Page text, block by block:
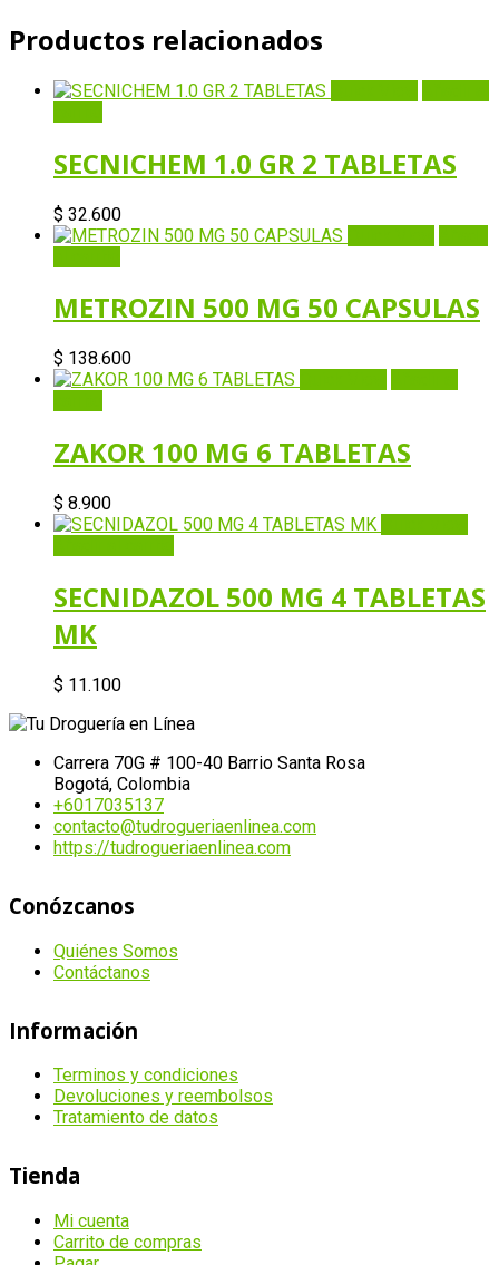
Productos relacionados
SECNICHEM 1.0 GR 2 TABLETAS
$ 32.600
METROZIN 500 MG 50 CAPSULAS
$ 138.600
ZAKOR 100 MG 6 TABLETAS
$ 8.900
SECNIDAZOL 500 MG 4 TABLETAS
MK
$ 11.100
Carrera 70G # 100-40 Barrio Santa Rosa
Bogotá, Colombia
+6017035137
contacto@tudrogueriaenlinea.com
https://tudrogueriaenlinea.com
Conózcanos
Quiénes Somos
Contáctanos
Información
Terminos y condiciones
Devoluciones y reembolsos
Tratamiento de datos
Tienda
Mi cuenta
Carrito de compras